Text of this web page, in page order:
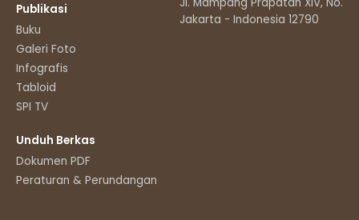
Publikasi
Buku
Galeri Foto
Infografis
Tabloid
SPI TV
Unduh Berkas
Dokumen PDF
Peraturan & Perundangan
Jl. Mampang Prapatan XIV, No.11
Jakarta - Indonesia 12790